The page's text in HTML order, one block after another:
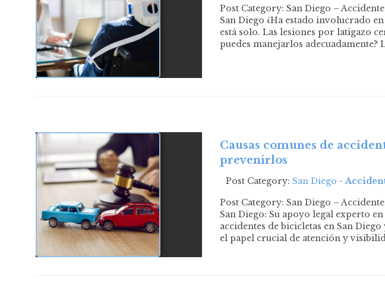
Post Category: San Diego –
San Diego ¿Ha estado involucrado
está solo. Las lesiones por latigazo
puedes manejarlos adecuadamente?
Causas comunes de
prevenirlos
Post Category: San Diego -
Post Category: San Diego –
San Diego: Su apoyo legal experto
accidentes de bicicletas en San
el papel crucial de atención y